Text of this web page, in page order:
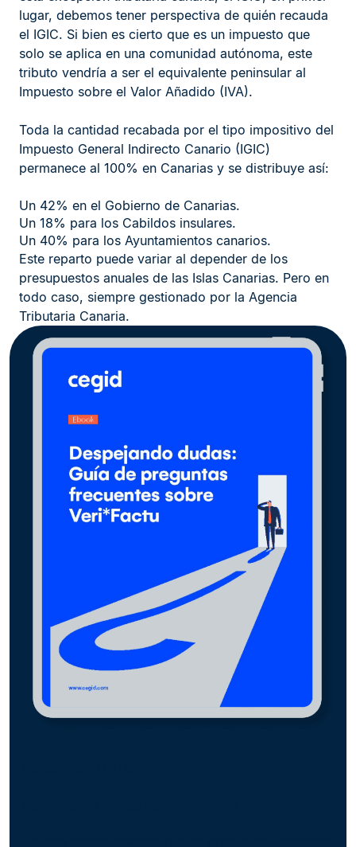
lugar, debemos tener perspectiva de quién recauda
el IGIC. Si bien es cierto que es un impuesto que
solo se aplica en una comunidad autónoma, este
tributo vendría a ser el equivalente peninsular al
Impuesto sobre el Valor Añadido (IVA).
Toda la cantidad recabada por el tipo impositivo del
Impuesto General Indirecto Canario (IGIC)
permanece al 100% en Canarias y se distribuye así:
Un 42% en el Gobierno de Canarias.
Un 18% para los Cabildos insulares.
Un 40% para los Ayuntamientos canarios.
Este reparto puede variar al depender de los
presupuestos anuales de las Islas Canarias. Pero en
todo caso, siempre gestionado por la Agencia
Tributaria Canaria.